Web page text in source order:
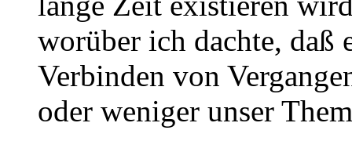
worüber ich dachte, daß
Verbinden von
oder weniger unser